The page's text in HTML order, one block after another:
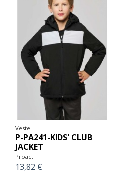
Veste
P-PA241-KIDS' CLUB
JACKET
Proact
13,82 €